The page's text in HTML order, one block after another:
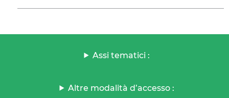
Assi tematici :
Altre modalità d’accesso :